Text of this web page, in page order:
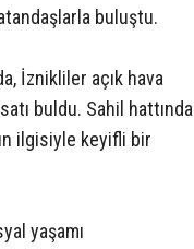
buluştu.
İznikliler açık hava
buldu. Sahil hattında
ilgisiyle keyifli bir
yaşamı